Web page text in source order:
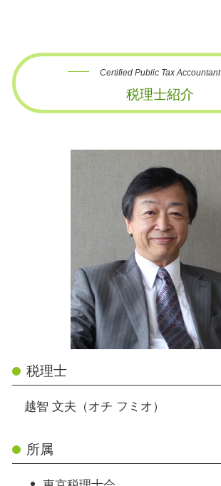
Certified Public Tax Accountant
税理士紹介
税理士
越智 文夫（オチ フミオ）
所属